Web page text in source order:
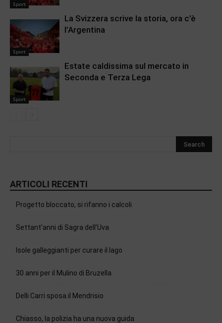
Sport
Sport
La Svizzera scrive la storia, ora c’è
l’Argentina
Sport
Estate caldissima sul mercato in
Seconda e Terza Lega
ARTICOLI RECENTI
Progetto bloccato, si rifanno i calcoli
Settant’anni di Sagra dell’Uva
Isole galleggianti per curare il lago
30 anni per il Mulino di Bruzella
Delli Carri sposa il Mendrisio
Chiasso, la polizia ha una nuova guida